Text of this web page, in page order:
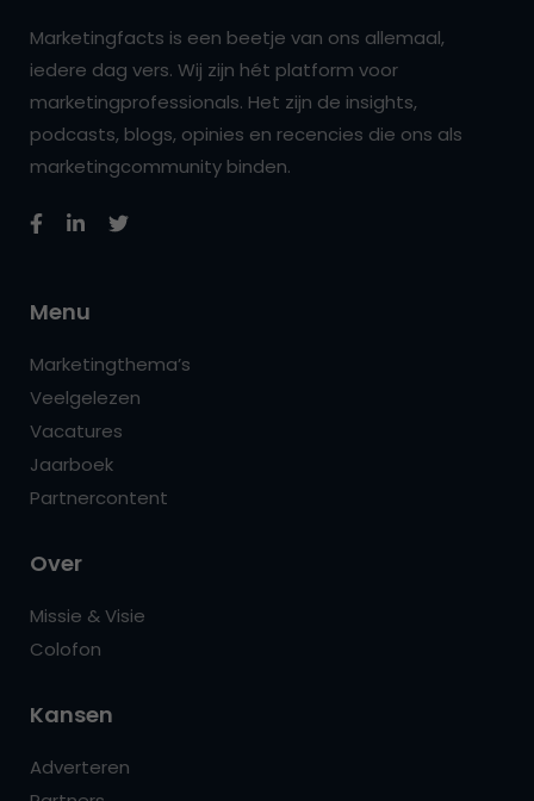
Marketingfacts is een beetje van ons allemaal,
iedere dag vers. Wij zijn hét platform voor
marketingprofessionals. Het zijn de insights,
podcasts, blogs, opinies en recencies die ons als
marketingcommunity binden.
Menu
Marketingthema’s
Veelgelezen
Vacatures
Jaarboek
Partnercontent
Over
Missie & Visie
Colofon
Kansen
Adverteren